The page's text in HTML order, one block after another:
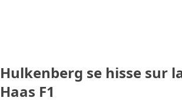
Hulkenberg se hisse sur
Haas F1